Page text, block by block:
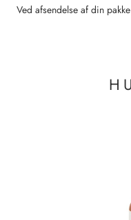
Ved afsendelse af din